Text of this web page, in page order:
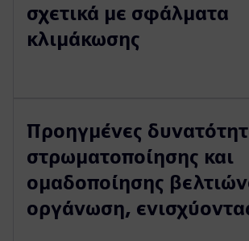
σχετικά με σφάλματα
κλιμάκωσης
Προηγμένες
στρωματοποίησης και
ομαδοποίησης
οργάνωση,